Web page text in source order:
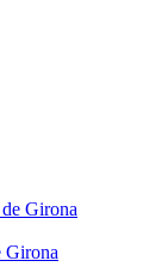
Girona
Girona